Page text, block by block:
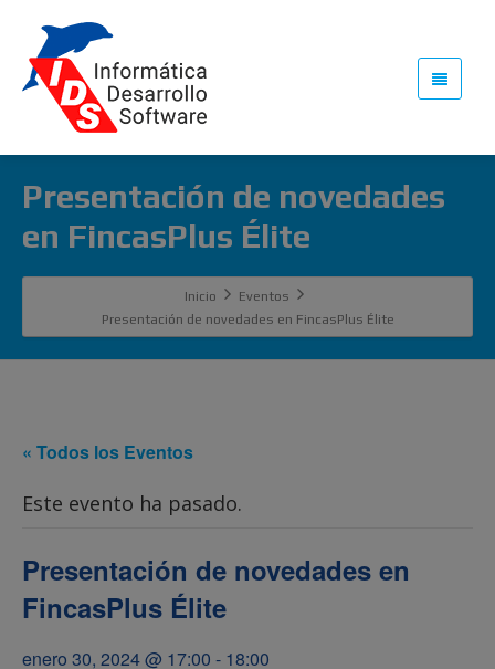
Presentación de novedades
en FincasPlus Élite
Inicio
Eventos
Presentación de novedades en FincasPlus Élite
« Todos los Eventos
Este evento ha pasado.
Presentación de novedades en
FincasPlus Élite
enero 30, 2024 @ 17:00 - 18:00